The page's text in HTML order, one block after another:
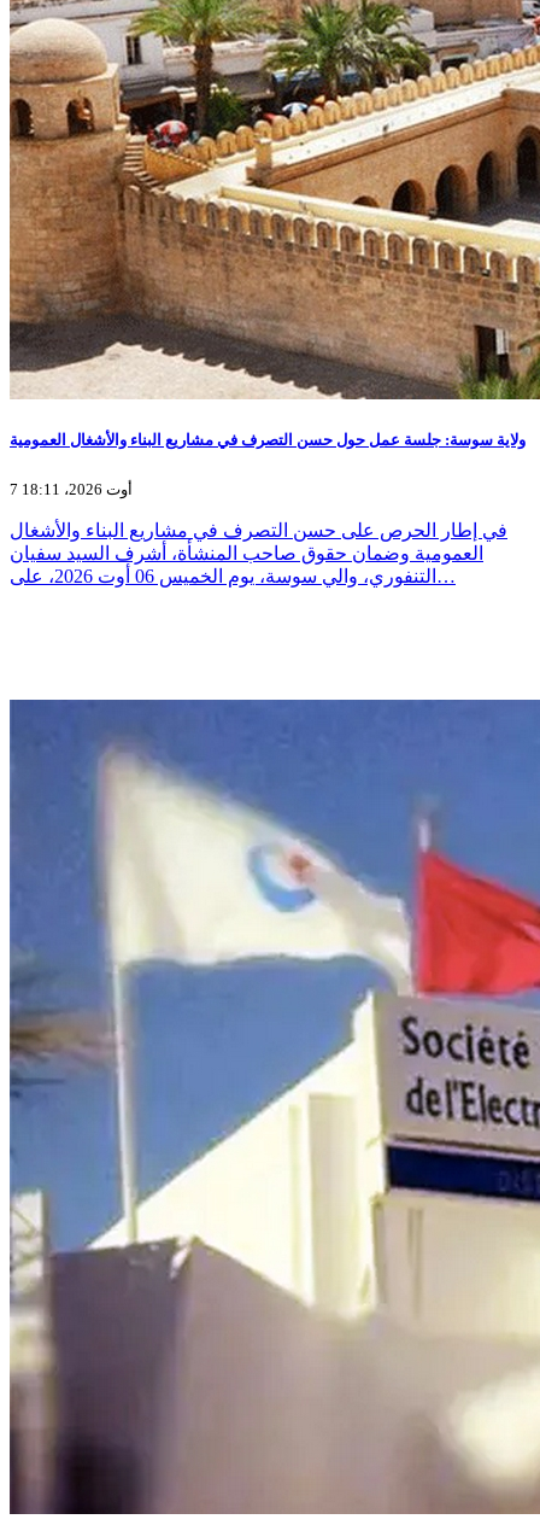
ولاية سوسة: جلسة عمل حول حسن التصرف في مشاريع البناء والأشغال العمومية
7 أوت 2026، 18:11
في إطار الحرص على حسن التصرف في مشاريع البناء والأشغال
العمومية وضمان حقوق صاحب المنشأة، أشرف السيد سفيان
التنفوري، والي سوسة، يوم الخميس 06 أوت 2026، على…